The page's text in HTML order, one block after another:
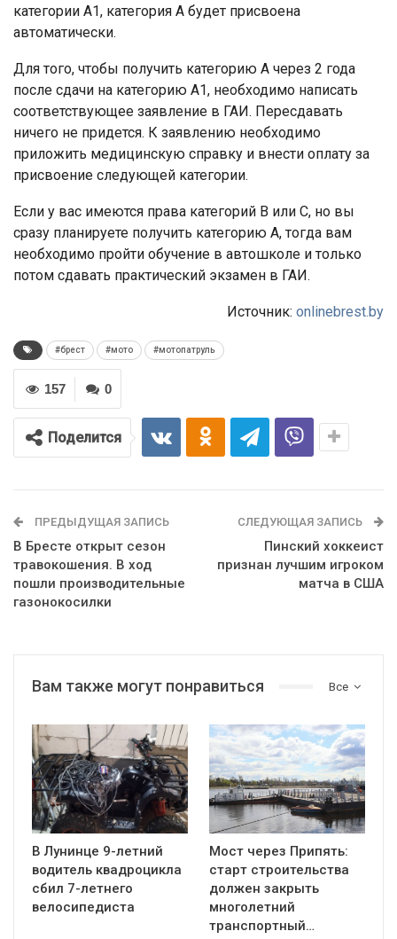
категории А1, категория А будет присвоена
автоматически.
Для того, чтобы получить категорию А через 2 года
после сдачи на категорию А1, необходимо написать
соответствующее заявление в ГАИ. Пересдавать
ничего не придется. К заявлению необходимо
приложить медицинскую справку и внести оплату за
присвоение следующей категории.
Если у вас имеются права категорий В или С, но вы
сразу планируете получить категорию А, тогда вам
необходимо пройти обучение в автошколе и только
потом сдавать практический экзамен в ГАИ.
Источник: onlinebrest.by
#брест #мото #мотопатруль
0
157
Поделится
ПРЕДЫДУЩАЯ ЗАПИСЬ
В Бресте открыт сезон
травокошения. В ход
пошли производительные
газонокосилки
СЛЕДУЮЩАЯ ЗАПИСЬ
Пинский хоккеист
признан лучшим игроком
матча в США
Все
Вам также могут понравиться
В Лунинце 9-летний
водитель квадроцикла
сбил 7-летнего
велосипедиста
Мост через Припять:
старт строительства
должен закрыть
многолетний
транспортный…